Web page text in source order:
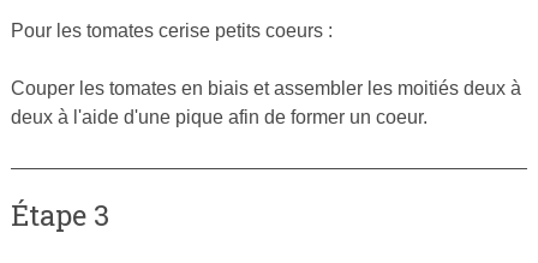
Pour les tomates cerise petits coeurs :
Couper les tomates en biais et assembler les moitiés deux à
deux à l'aide d'une pique afin de former un coeur.
Étape 3